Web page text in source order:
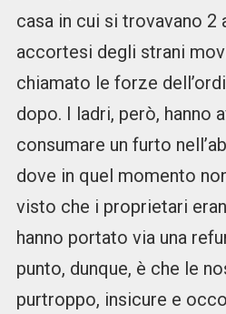
casa in cui si trovavano 2
accortesi degli strani
chiamato le forze
dopo. I ladri, però, hanno
consumare un furto
dove in quel momento
visto che i proprietari
hanno portato via una
punto, dunque, è che le
purtroppo, insicure e